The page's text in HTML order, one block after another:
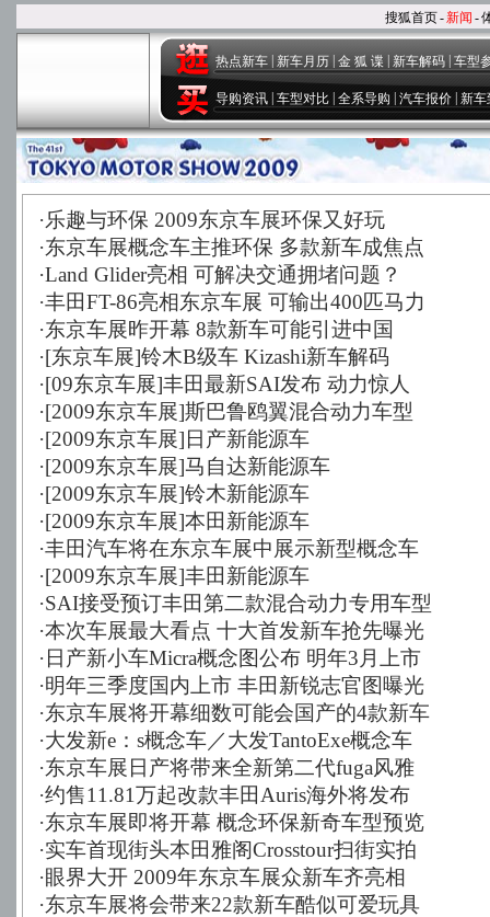
搜狐首页-新闻 -
热点新车 新车月历 金 狐 谍 新车解码 车型
导购资讯 车型对比 全系导购 汽车报价 新车
·乐趣与环保 2009东京车展环保又好玩
·东京车展概念车主推环保 多款新车成焦点
·Land Glider亮相 可解决交通拥堵问题？
·丰田FT-86亮相东京车展 可输出400匹马力
·东京车展昨开幕 8款新车可能引进中国
·[东京车展]铃木B级车 Kizashi新车解码
·[09东京车展]丰田最新SAI发布 动力惊人
·[2009东京车展]斯巴鲁鸥翼混合动力车型
·[2009东京车展]日产新能源车
·[2009东京车展]马自达新能源车
·[2009东京车展]铃木新能源车
·[2009东京车展]本田新能源车
·丰田汽车将在东京车展中展示新型概念车
·[2009东京车展]丰田新能源车
·SAI接受预订丰田第二款混合动力专用车型
·本次车展最大看点 十大首发新车抢先曝光
· 日产新小车Micra概念图公布 明年3月上市
·明年三季度国内上市 丰田新锐志官图曝光
·东京车展将开幕细数可能会国产的4款新车
·大发新e：s概念车／大发TantoExe概念车
·东京车展日产将带来全新第二代fuga风雅
·约售11.81万起改款丰田Auris海外将发布
·东京车展即将开幕 概念环保新奇车型预览
·实车首现街头本田雅阁Crosstour扫街实拍
·眼界大开 2009年东京车展众新车齐亮相
·东京车展将会带来22款新车酷似可爱玩具